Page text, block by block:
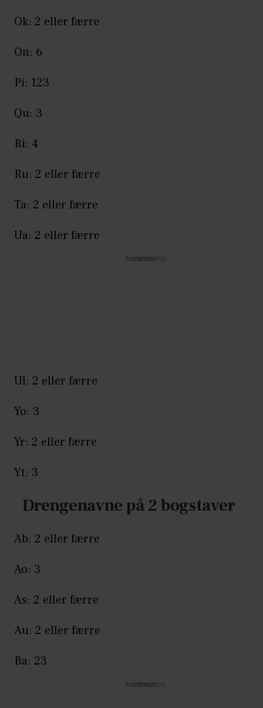
Ok: 2 eller færre
On: 6
Pi: 123
Qu: 3
Ri: 4
Ru: 2 eller færre
Ta: 2 eller færre
Ua: 2 eller færre
Annonce
Ul: 2 eller færre
Yo: 3
Yr: 2 eller færre
Yt: 3
Drengenavne på 2 bogstaver
Ab: 2 eller færre
Ao: 3
As: 2 eller færre
Au: 2 eller færre
Ba: 23
Annonce